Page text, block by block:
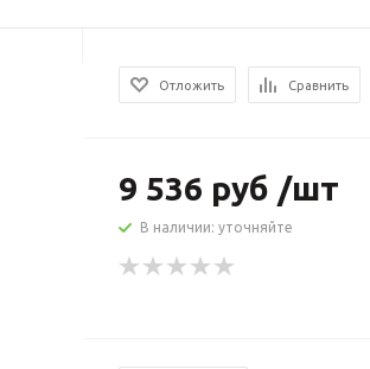
Отложить Сравнить
9 536 руб /шт
В наличии: уточняйте